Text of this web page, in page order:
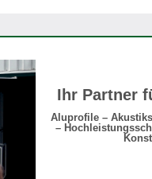
Ihr Partner
Aluprofile –
–